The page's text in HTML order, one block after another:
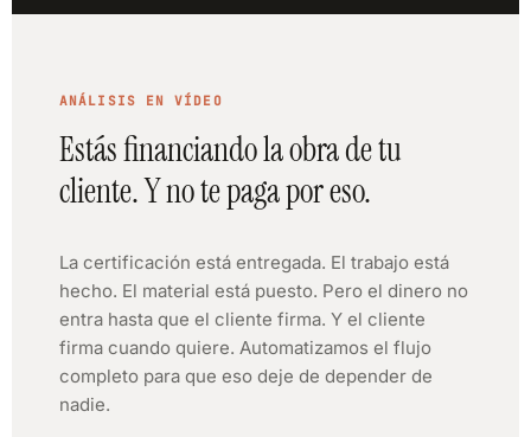
ANÁLISIS EN VÍDEO
Estás financiando la obra de tu
cliente. Y no te paga por eso.
La certificación está entregada. El trabajo está
hecho. El material está puesto. Pero el dinero no
entra hasta que el cliente firma. Y el cliente
firma cuando quiere. Automatizamos el flujo
completo para que eso deje de depender de
nadie.